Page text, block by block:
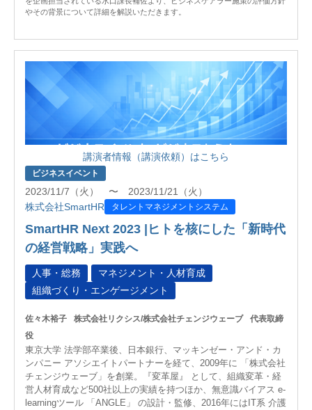
やその背景について詳細を解説いただきます。
講演者情報（講演依頼）はこちら
ビジネスイベント
2023/11/7（火） 〜 2023/11/21（火）
株式会社SmartHR
タレントマネジメントシステム
SmartHR Next 2023 |ヒトを核にした「新時代
の経営戦略」実践へ
人事・総務
マネジメント・人材育成
組織づくり・エンゲージメント
佐々木裕子 株式会社リクシス/株式会社チェンジウェーブ
代表取締
役
東京大学 法学部卒業後、日本銀行、マッキンゼー・アンド・カ
ンパニー アソシエイトパートナーを経て、2009年に 「株式会社
チェンジウェーブ」を創業。『変革屋』 として、組織変革・経
営人材育成など500社以上の実績を持つほか、無意識バイアス e-
learningツール 「ANGLE」 の設計・監修、2016年にはIT系 介護